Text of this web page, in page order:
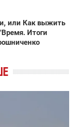
или Как выжить
Итоги